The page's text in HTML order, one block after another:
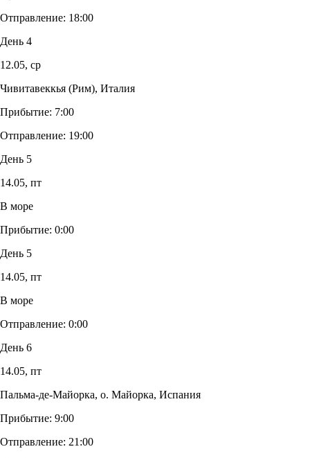
Отправление: 18:00
День 4
12.05, ср
Чивитавеккья (Рим), Италия
Прибытие: 7:00
Отправление: 19:00
День 5
14.05, пт
В море
Прибытие: 0:00
День 5
14.05, пт
В море
Отправление: 0:00
День 6
14.05, пт
Пальма-де-Майорка, о. Майорка, Испания
Прибытие: 9:00
Отправление: 21:00